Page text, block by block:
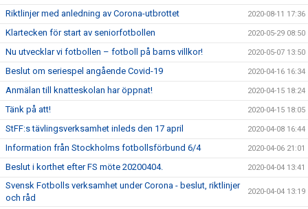
Riktlinjer med anledning av Corona-utbrottet 2020-08-11 17:36
Klartecken för start av seniorfotbollen 2020-05-29 08:50
Nu utvecklar vi fotbollen – fotboll på barns villkor! 2020-05-07 13:50
Beslut om seriespel angående Covid-19 2020-04-16 16:34
Anmälan till knatteskolan har öppnat! 2020-04-15 18:24
Tänk på att! 2020-04-15 18:05
StFF:s tävlingsverksamhet inleds den 17 april 2020-04-08 16:44
Information från Stockholms fotbollsförbund 6/4 2020-04-06 21:01
Beslut i korthet efter FS möte 20200404. 2020-04-04 13:41
Svensk Fotbolls verksamhet under Corona - beslut, riktlinjer
och råd
2020-04-04 13:19